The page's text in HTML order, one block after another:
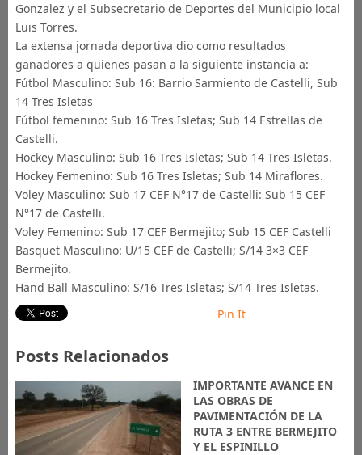
Gonzalez y el Subsecretario de Deportes del Municipio local
Luis Torres.
La extensa jornada deportiva dio como resultados
ganadores a quienes pasan a la siguiente instancia a:
Fútbol Masculino: Sub 16: Barrio Sarmiento de Castelli, Sub
14 Tres Isletas
Fútbol femenino: Sub 16 Tres Isletas; Sub 14 Estrellas de
Castelli.
Hockey Masculino: Sub 16 Tres Isletas; Sub 14 Tres Isletas.
Hockey Femenino: Sub 16 Tres Isletas; Sub 14 Miraflores.
Voley Masculino: Sub 17 CEF N°17 de Castelli: Sub 15 CEF
N°17 de Castelli.
Voley Femenino: Sub 17 CEF Bermejito; Sub 15 CEF Castelli
Basquet Masculino: U/15 CEF de Castelli; S/14 3×3 CEF
Bermejito.
Hand Ball Masculino: S/16 Tres Isletas; S/14 Tres Isletas.
Pin It
Posts Relacionados
IMPORTANTE AVANCE EN
LAS OBRAS DE
PAVIMENTACIÓN DE LA
RUTA 3 ENTRE BERMEJITO
Y EL ESPINILLO